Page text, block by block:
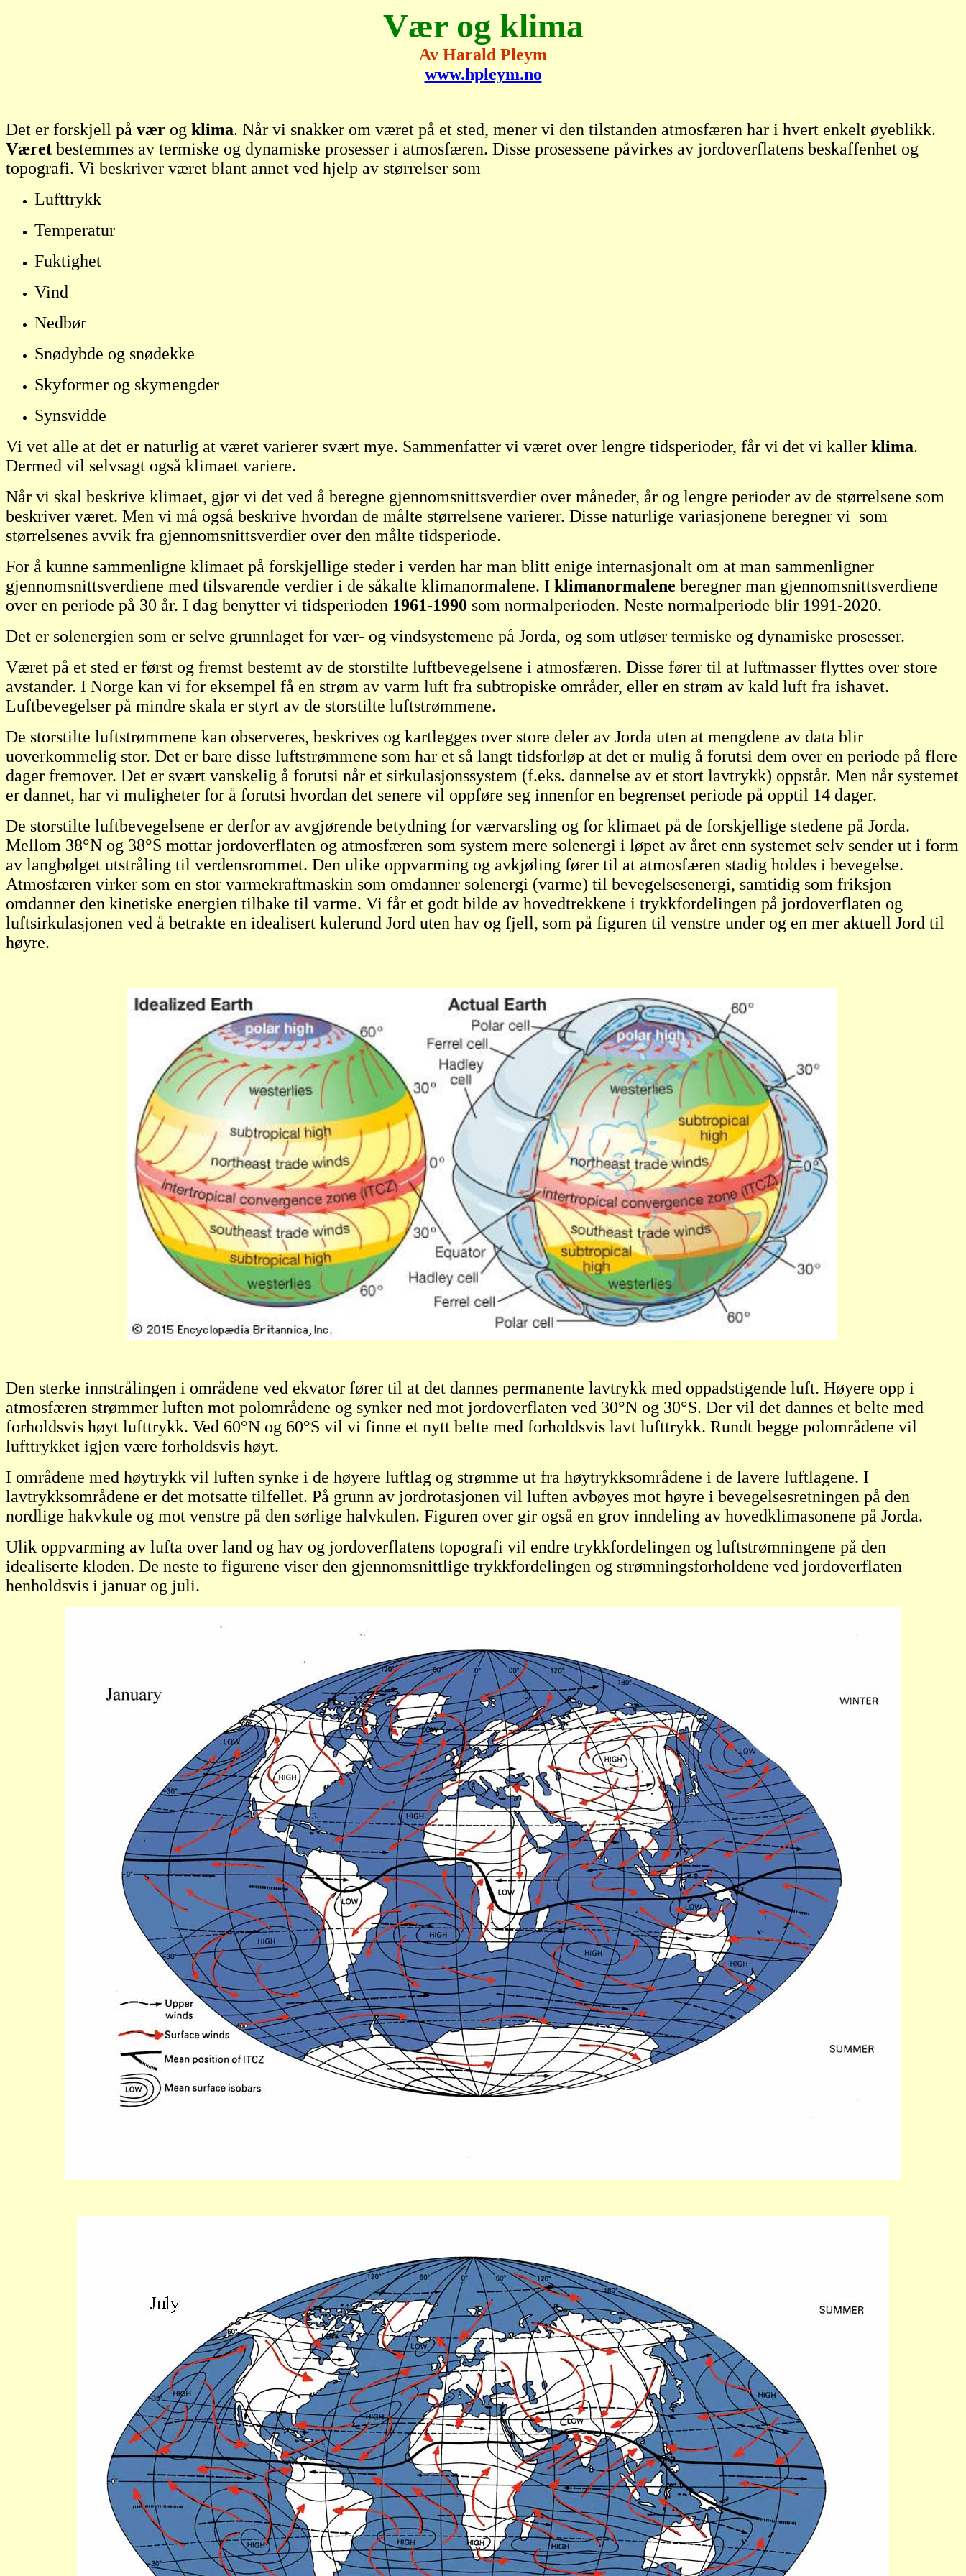
Vær og klima
Av Harald Pleym
www.hpleym.no
Det er forskjell på vær og klima. Når vi snakker om været på et sted, mener vi den tilstanden atmosfæren har i hvert enkelt øyeblikk.
Været bestemmes av termiske og dynamiske prosesser i atmosfæren. Disse prosessene påvirkes av jordoverflatens beskaffenhet og
topografi. Vi beskriver været blant annet ved hjelp av størrelser som
Lufttrykk
Temperatur
Fuktighet
Vind
Nedbør
Snødybde og snødekke
Skyformer og skymengder
Synsvidde
Vi vet alle at det er naturlig at været varierer svært mye. Sammenfatter vi været over lengre tidsperioder, får vi det vi kaller klima.
Dermed vil selvsagt også klimaet variere.
Når vi skal beskrive klimaet, gjør vi det ved å beregne gjennomsnittsverdier over måneder, år og lengre perioder av de størrelsene som
beskriver været. Men vi må også beskrive hvordan de målte størrelsene varierer. Disse naturlige variasjonene beregner vi som
størrelsenes avvik fra gjennomsnittsverdier over den målte tidsperiode.
For å kunne sammenligne klimaet på forskjellige steder i verden har man blitt enige internasjonalt om at man sammenligner
gjennomsnittsverdiene med tilsvarende verdier i de såkalte klimanormalene. I klimanormalene beregner man gjennomsnittsverdiene
over en periode på 30 år. I dag benytter vi tidsperioden 1961-1990 som normalperioden. Neste normalperiode blir 1991-2020.
Det er solenergien som er selve grunnlaget for vær- og vindsystemene på Jorda, og som utløser termiske og dynamiske prosesser.
Været på et sted er først og fremst bestemt av de storstilte luftbevegelsene i atmosfæren. Disse fører til at luftmasser flyttes over store
avstander. I Norge kan vi for eksempel få en strøm av varm luft fra subtropiske områder, eller en strøm av kald luft fra ishavet.
Luftbevegelser på mindre skala er styrt av de storstilte luftstrømmene.
De storstilte luftstrømmene kan observeres, beskrives og kartlegges over store deler av Jorda uten at mengdene av data blir
uoverkommelig stor. Det er bare disse luftstrømmene som har et så langt tidsforløp at det er mulig å forutsi dem over en periode på flere
dager fremover. Det er svært vanskelig å forutsi når et sirkulasjonssystem (f.eks. dannelse av et stort lavtrykk) oppstår. Men når systemet
er dannet, har vi muligheter for å forutsi hvordan det senere vil oppføre seg innenfor en begrenset periode på opptil 14 dager.
De storstilte luftbevegelsene er derfor av avgjørende betydning for værvarsling og for klimaet på de forskjellige stedene på Jorda.
Mellom 38°N og 38°S mottar jordoverflaten og atmosfæren som system mere solenergi i løpet av året enn systemet selv sender ut i form
av langbølget utstråling til verdensrommet. Den ulike oppvarming og avkjøling fører til at atmosfæren stadig holdes i bevegelse.
Atmosfæren virker som en stor varmekraftmaskin som omdanner solenergi (varme) til bevegelsesenergi, samtidig som friksjon
omdanner den kinetiske energien tilbake til varme. Vi får et godt bilde av hovedtrekkene i trykkfordelingen på jordoverflaten og
luftsirkulasjonen ved å betrakte en idealisert kulerund Jord uten hav og fjell, som på figuren til venstre under og en mer aktuell Jord til
høyre.
Den sterke innstrålingen i områdene ved ekvator fører til at det dannes permanente lavtrykk med oppadstigende luft. Høyere opp i
atmosfæren strømmer luften mot polområdene og synker ned mot jordoverflaten ved 30°N og 30°S. Der vil det dannes et belte med
forholdsvis høyt lufttrykk. Ved 60°N og 60°S vil vi finne et nytt belte med forholdsvis lavt lufttrykk. Rundt begge polområdene vil
lufttrykket igjen være forholdsvis høyt.
I områdene med høytrykk vil luften synke i de høyere luftlag og strømme ut fra høytrykksområdene i de lavere luftlagene. I
lavtrykksområdene er det motsatte tilfellet. På grunn av jordrotasjonen vil luften avbøyes mot høyre i bevegelsesretningen på den
nordlige hakvkule og mot venstre på den sørlige halvkulen. Figuren over gir også en grov inndeling av hovedklimasonene på Jorda.
Ulik oppvarming av lufta over land og hav og jordoverflatens topografi vil endre trykkfordelingen og luftstrømningene på den
idealiserte kloden. De neste to figurene viser den gjennomsnittlige trykkfordelingen og strømningsforholdene ved jordoverflaten
henholdsvis i januar og juli.